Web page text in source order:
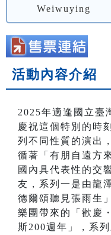
Weiwuying
活動內容介紹
2025年適逢國立臺
慶祝這個特別的時
列不同性質的演出
循著「有朋自遠方
國內具代表性的交
友，系列一是由龍
德爾頌聽見張雨生
樂團帶來的「歡慶
斯200週年」，系